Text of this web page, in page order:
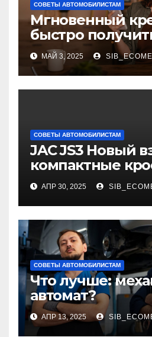
СОВЕТЫ АВТОМОБИЛИСТАМ
Мгновенный
быстро
без лишних
МАЙ 3, 2025
СОВЕТЫ АВТОМОБИЛИСТАМ
JAC JS3 Новый
компактные
АПР 30, 2025
СОВЕТЫ АВТОМОБИЛИСТАМ
Что лучше:
автомат?
АПР 13, 2025